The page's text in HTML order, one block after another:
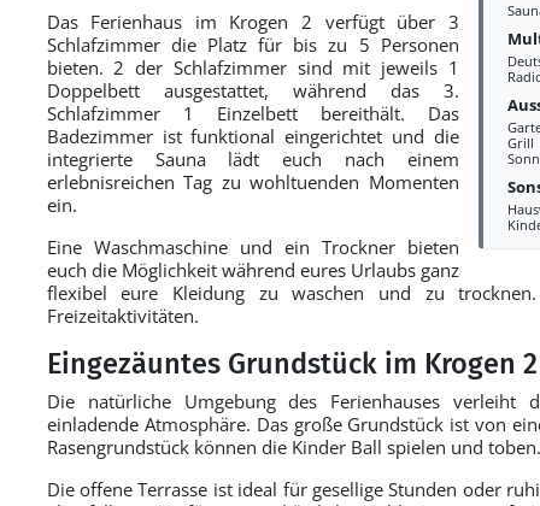
Grill
Das Ferienhaus im Krogen 2 verfügt über 3
Schlafzimmer die Platz für bis zu 5 Personen
bieten. 2 der Schlafzimmer sind mit jeweils 1
Doppelbett ausgestattet, während das 3.
Schlafzimmer 1 Einzelbett bereithält. Das
Badezimmer ist funktional eingerichtet und die
integrierte Sauna lädt euch nach einem
erlebnisreichen Tag zu wohltuenden Momenten
ein.
Eine Waschmaschine und ein Trockner bieten
euch die Möglichkeit während eures Urlaubs ganz
flexibel eure Kleidung zu waschen und zu
Freizeitaktivitäten.
Eingezäuntes Grundstück im Krogen 2
Die natürliche Umgebung des Ferienhauses verleiht
einladende Atmosphäre. Das große Grundstück ist von
Rasengrundstück können die Kinder Ball spielen und toben.
Die offene Terrasse ist ideal für gesellige Stunden oder